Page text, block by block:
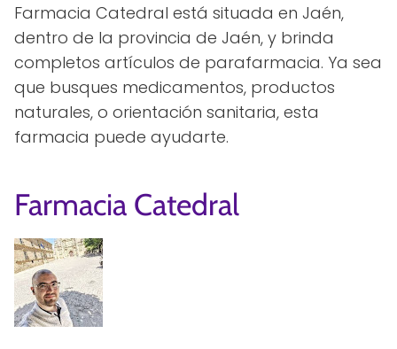
Farmacia Catedral está situada en Jaén,
dentro de la provincia de Jaén, y brinda
completos artículos de parafarmacia. Ya sea
que busques medicamentos, productos
naturales, o orientación sanitaria, esta
farmacia puede ayudarte.
Farmacia Catedral